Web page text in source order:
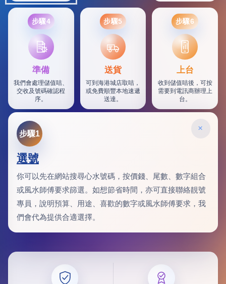
步驟4
準備
我們會處理儲值咭、
交收及號碼確認程
序。
步驟5
SF
送貨
可到海港城店取咭，
或免費順豐本地速遞
送達。
步驟6
上台
收到儲值咭後，可按
需要到電訊商辦理上
台。
×
步驟1
選號
你可以先在網站搜尋心水號碼，按價錢、尾數、數字組合
或風水師傅要求篩選。如想節省時間，亦可直接聯絡靚號
專員，說明預算、用途、喜歡的數字或風水師傅要求，我
們會代為提供合適選擇。